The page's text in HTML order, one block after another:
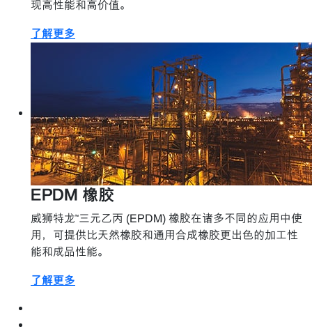
现高性能和高价值。
了解更多
EPDM 橡胶
威狮特龙™三元乙丙 (EPDM) 橡胶在诸多不同的应用中使
用，可提供比天然橡胶和通用合成橡胶更出色的加工性
能和成品性能。
了解更多